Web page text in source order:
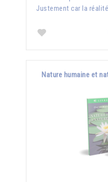
Justement car la
Nature humaine et